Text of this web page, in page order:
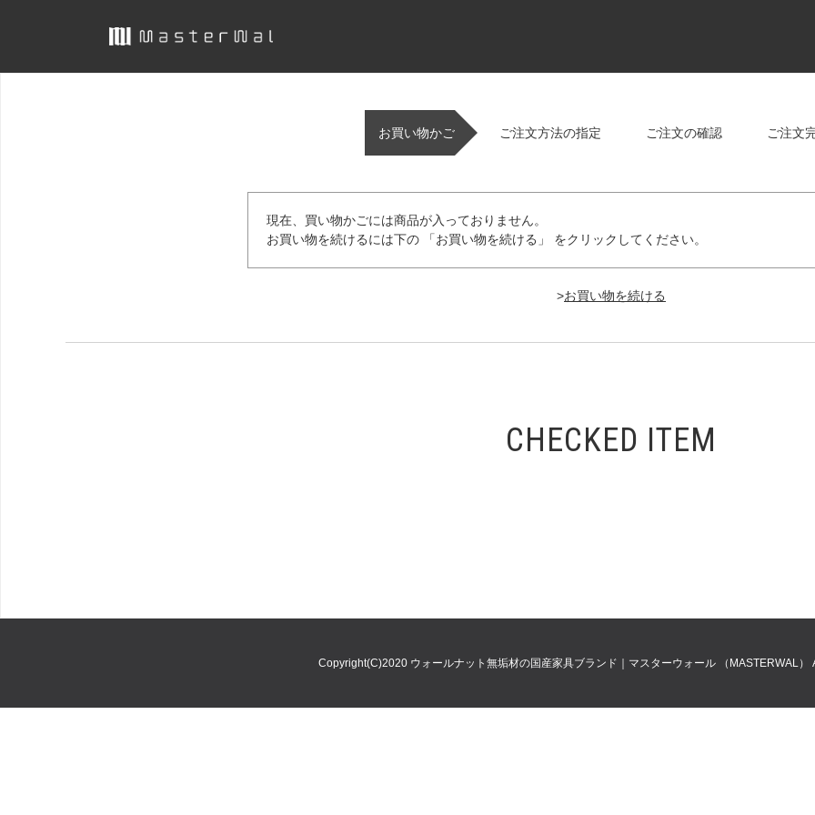
お買い物かご ご注文方法の指定 ご注文の確認 ご注文
現在、買い物かごには商品が入っておりません。
お買い物を続けるには下の 「お買い物を続ける」 をクリックしてください。
>
CHECKED ITEM
Copyright(C)2020 ウォールナット無垢材の国産家具ブランド｜マスターウォール （MASTERWAL）